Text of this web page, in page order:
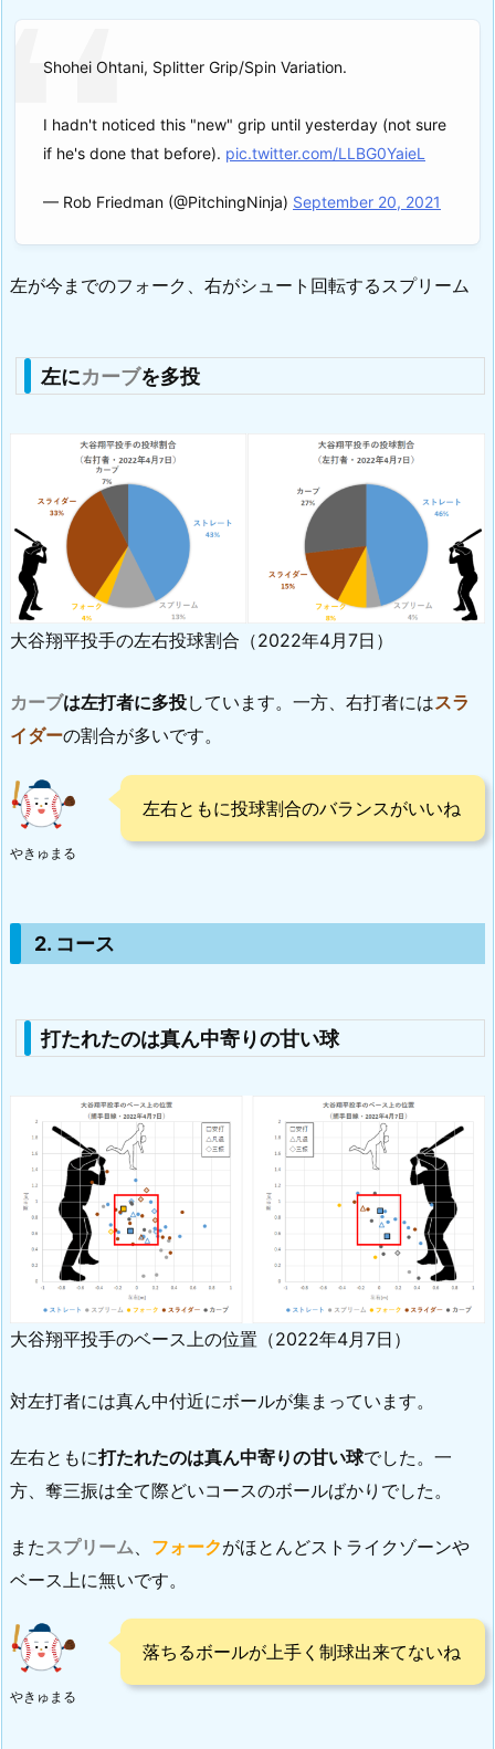
Shohei Ohtani, Splitter Grip/Spin Variation.
I hadn't noticed this "new" grip until yesterday (not sure
if he's done that before). pic.twitter.com/LLBG0YaieL
— Rob Friedman (@PitchingNinja) September 20, 2021
左が今までのフォーク、右がシュート回転するスプリーム
左にカーブを多投
大谷翔平投手の左右投球割合（2022年4月7日）
カーブは左打者に多投しています。一方、右打者にはスラ
イダーの割合が多いです。
やきゅまる
左右ともに投球割合のバランスがいいね
2. コース
打たれたのは真ん中寄りの甘い球
大谷翔平投手のベース上の位置（2022年4月7日）
対左打者には真ん中付近にボールが集まっています。
左右ともに打たれたのは真ん中寄りの甘い球でした。一
方、奪三振は全て際どいコースのボールばかりでした。
また スプリーム フォークがほとんどストライクゾーンや
ベース上に無いです。
やきゅまる
落ちるボールが上手く制球出来てないね